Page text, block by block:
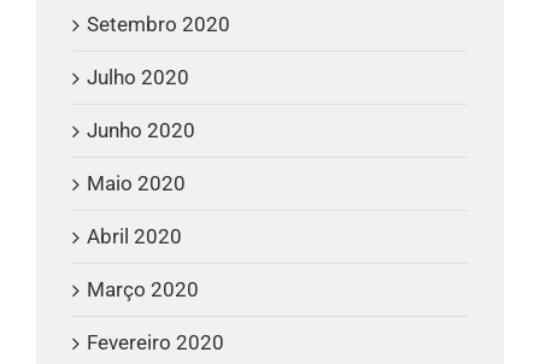
Setembro 2020
Julho 2020
Junho 2020
Maio 2020
Abril 2020
Março 2020
Fevereiro 2020